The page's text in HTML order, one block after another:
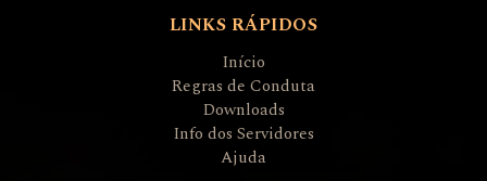
LINKS RÁPIDOS
Início
Regras de Conduta
Downloads
Info dos Servidores
Ajuda